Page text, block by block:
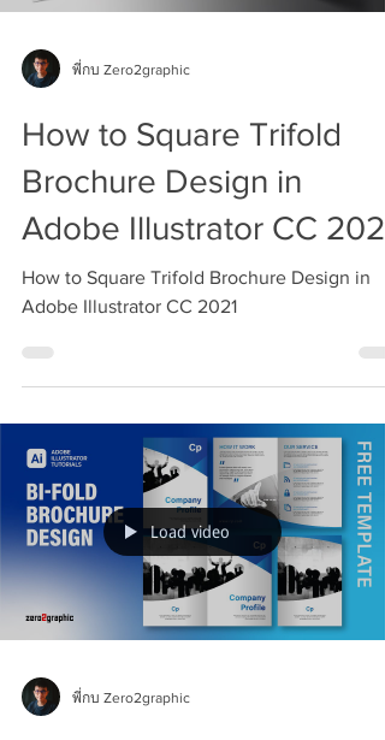
พี่กบ Zero2graphic
How to Square Trifold
Brochure Design in
Adobe Illustrator CC 2021
How to Square Trifold Brochure Design in
Adobe Illustrator CC 2021
Load video
พี่กบ Zero2graphic